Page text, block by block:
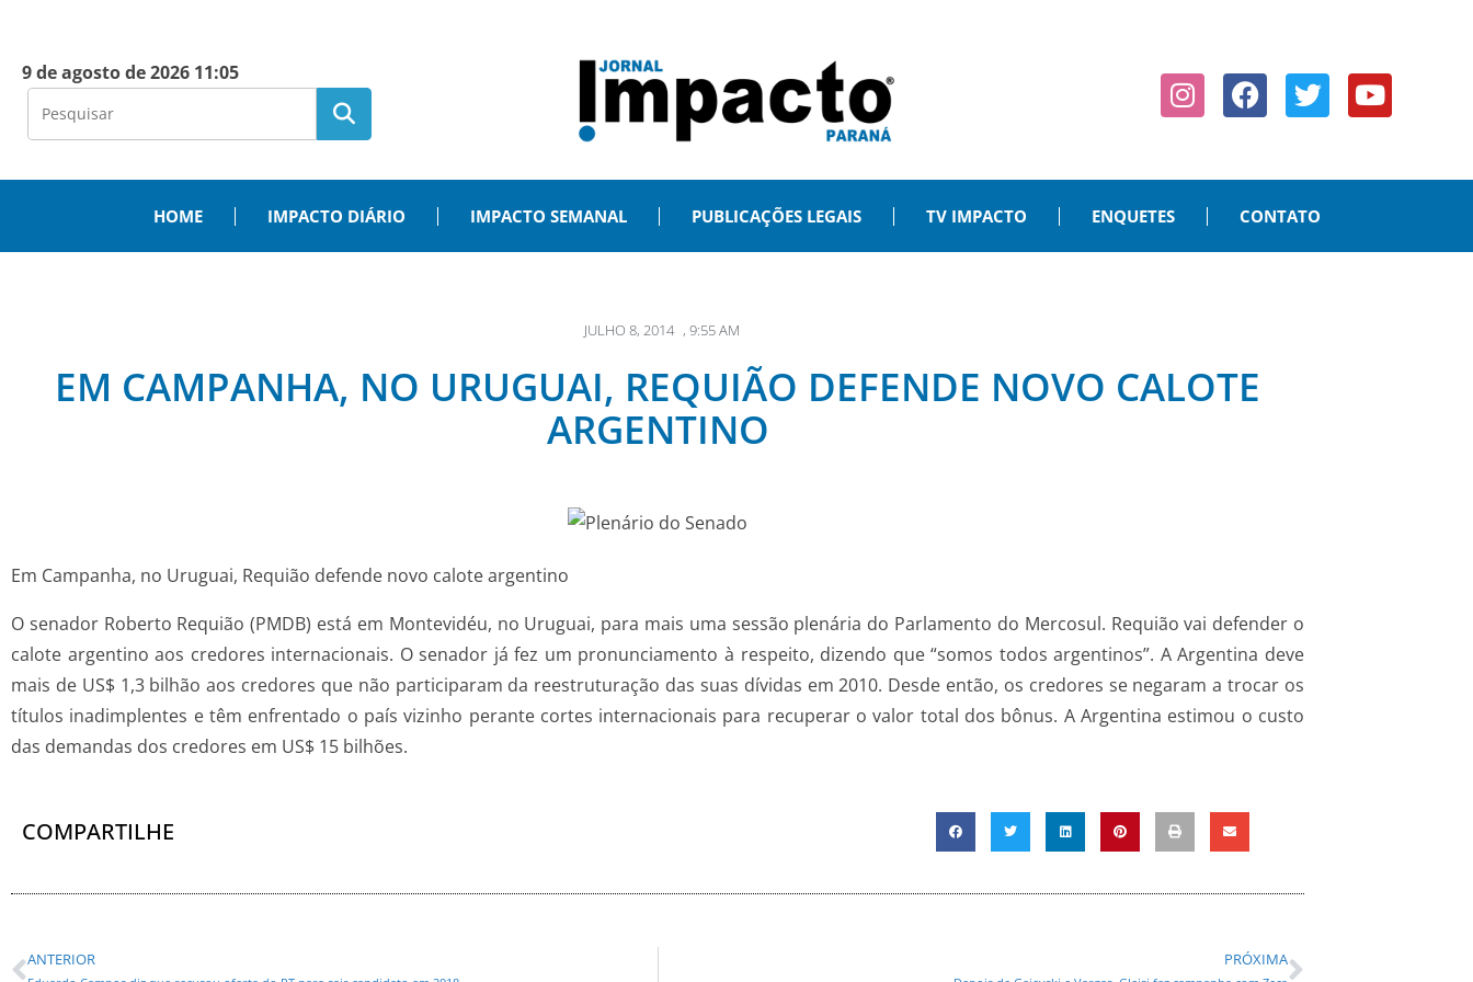
9 de agosto de 2026 11:05
HOME IMPACTO DIÁRIO IMPACTO SEMANAL PUBLICAÇÕES LEGAIS TV IMPACTO ENQUETES CONTATO
JULHO 8, 2014 , 9:55 AM
EM CAMPANHA, NO URUGUAI, REQUIÃO DEFENDE NOVO CALOTE
ARGENTINO
Em Campanha, no Uruguai, Requião defende novo calote argentino
O senador Roberto Requião (PMDB) está em Montevidéu, no Uruguai, para mais uma sessão plenária do Parlamento do Mercosul. Requião vai defender o
calote argentino aos credores internacionais. O senador já fez um pronunciamento à respeito, dizendo que “somos todos argentinos”. A Argentina deve
mais de US$ 1,3 bilhão aos credores que não participaram da reestruturação das suas dívidas em 2010. Desde então, os credores se negaram a trocar os
títulos inadimplentes e têm enfrentado o país vizinho perante cortes internacionais para recuperar o valor total dos bônus. A Argentina estimou o custo
das demandas dos credores em US$ 15 bilhões.
COMPARTILHE
ANTERIOR PRÓXIMA